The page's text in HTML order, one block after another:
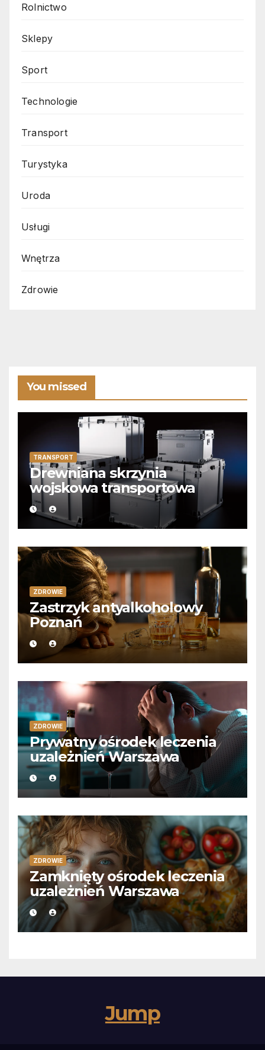
Rolnictwo
Sklepy
Sport
Technologie
Transport
Turystyka
Uroda
Usługi
Wnętrza
Zdrowie
You missed
TRANSPORT
Drewniana skrzynia
wojskowa transportowa
ZDROWIE
Zastrzyk antyalkoholowy
Poznań
ZDROWIE
Prywatny ośrodek leczenia
uzależnień Warszawa
ZDROWIE
Zamknięty ośrodek leczenia
uzależnień Warszawa
Jump